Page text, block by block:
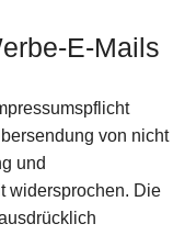
E-Mails
von nicht
und
widersprochen. Die